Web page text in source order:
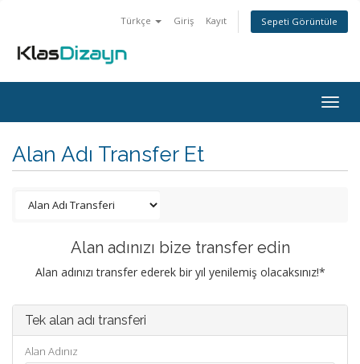
Türkçe Giriş Kayıt Sepeti Görüntüle
Alan Adı Transfer Et
Alan adınızı bize transfer edin
Alan adınızı transfer ederek bir yıl yenilemiş olacaksınız!*
Tek alan adı transferi
Alan Adınız